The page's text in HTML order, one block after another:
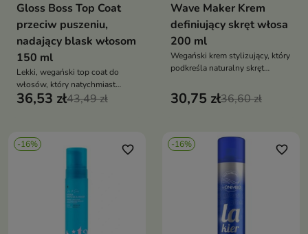
Gloss Boss Top Coat
przeciw puszeniu,
nadający blask włosom
150 ml
Lekki, wegański top coat do
włosów, który natychmiast
wygładza pasma, nadaje
36,53 zł43,49 zł
Wave Maker Krem
definiujący skręt włosa
200 ml
Wegański krem stylizujący, który
podkreśla naturalny skręt
ogranicza puszenie, zapewniając
efekt bouncy przez cały dzień
30,75 zł36,60 zł
-16% favorite_border -16% favorite_border